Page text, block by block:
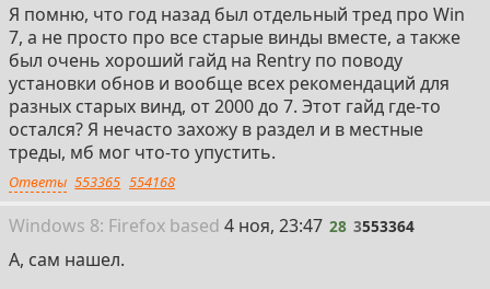
Я помню, что год назад был отдельный тред про Win
7, а не просто про все старые винды вместе, а также
был очень хороший гайд на Rentry по поводу
установки обнов и вообще всех рекомендаций для
разных старых винд, от 2000 до 7. Этот гайд где-то
остался? Я нечасто захожу в раздел и в местные
треды, мб мог что-то упустить.
Ответы 553365 554168
Windows 8: Firefox based 28
4 ноя, 23:47 28 3553364
А, сам нашел.